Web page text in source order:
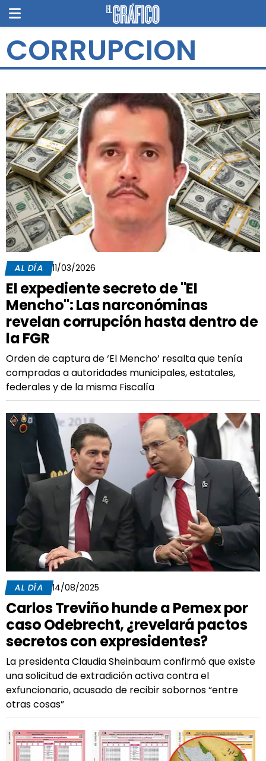
CORRUPCION
AL DÍA 11/03/2026
El expediente secreto de "El
Mencho": Las narconóminas
revelan corrupción hasta dentro de
la FGR
Orden de captura de ‘El Mencho’ resalta que tenía
compradas a autoridades municipales, estatales,
federales y de la misma Fiscalía
AL DÍA 14/08/2025
Carlos Treviño hunde a Pemex por
caso Odebrecht, ¿revelará pactos
secretos con expresidentes?
La presidenta Claudia Sheinbaum confirmó que existe
una solicitud de extradición activa contra el
exfuncionario, acusado de recibir sobornos “entre
otras cosas”